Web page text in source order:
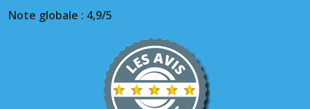
Note globale : 4,9/5